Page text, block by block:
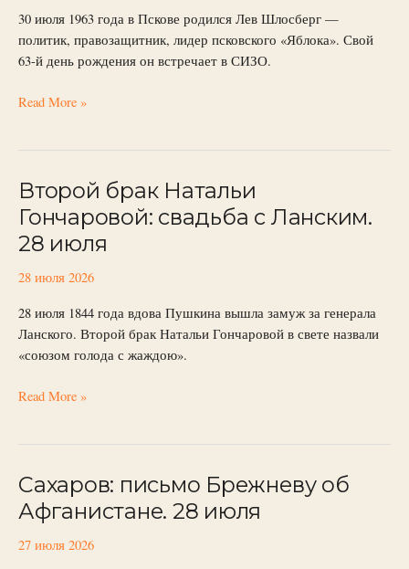
30 июля 1963 года в Пскове родился Лев Шлосберг —
политик, правозащитник, лидер псковского «Яблока». Свой
63-й день рождения он встречает в СИЗО.
политика.
30
июля
Read More »
Второй брак Натальи
Гончаровой: свадьба с Ланским.
28 июля
28 июля 2026
28 июля 1844 года вдова Пушкина вышла замуж за генерала
Ланского. Второй брак Натальи Гончаровой в свете назвали
«союзом голода с жаждою».
Второй
брак
Натальи
Гончаровой:
свадьба
Ланским.
28
июля
Read More »
Сахаров: письмо Брежневу об
Афганистане. 28 июля
27 июля 2026
Сахаров:
письмо
Брежневу
об